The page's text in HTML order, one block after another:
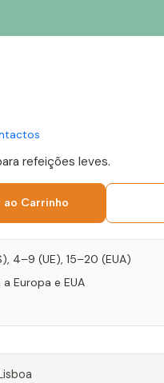
refeições leves.
ao Carrinho
4–9 (UE), 15–20 (EUA)
Europa e EUA